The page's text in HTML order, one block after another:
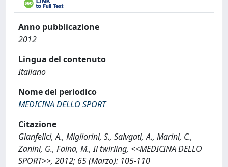
Anno pubblicazione
2012
Lingua del contenuto
Italiano
Nome del periodico
MEDICINA DELLO SPORT
Citazione
Gianfelici, A., Migliorini, S., Salvgati, A., Marini, C.,
Zanini, G., Faina, M., Il twirling, <<MEDICINA DELLO
SPORT>>, 2012; 65 (Marzo): 105-110